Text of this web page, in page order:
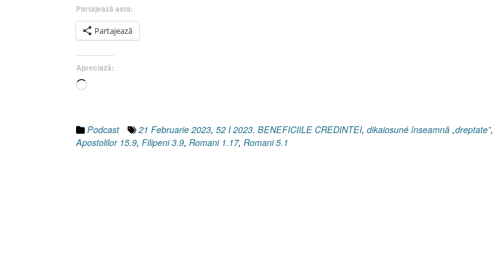
Partajează asta:
Partajează
Apreciază:
Încarc...
Podcast 21 Februarie 2023, 52 I 2023. BENEFICIILE CREDINTEI, dikaiosuné înseamnă „dreptate”,
Apostolilor 15.9, Filipeni 3.9, Romani 1.17, Romani 5.1